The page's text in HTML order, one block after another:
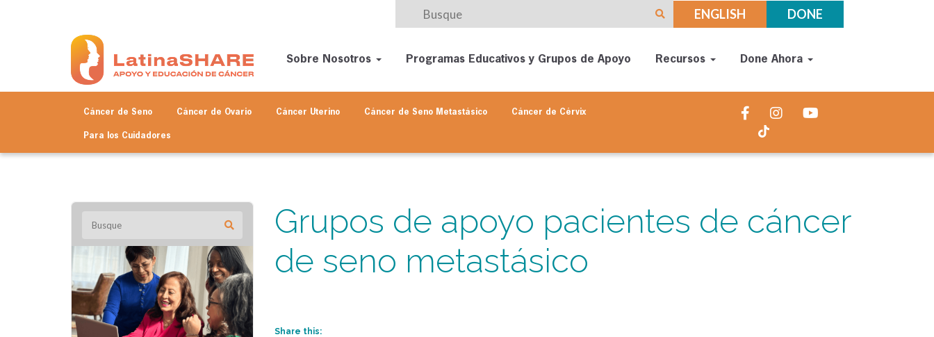
ENGLISH DONE
Sobre Nosotros Programas Educativos y Grupos de Apoyo Recursos Done Ahora
Cáncer de Seno Cáncer de Ovario Cáncer Uterino Cáncer de Seno Metastásico Cáncer de Cérvix
Para los Cuidadores
Grupos de apoyo pacientes de cáncer
de seno metastásico
Share this: